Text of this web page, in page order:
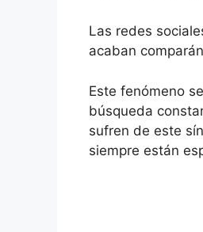
Las redes
acaban
Este fenómeno
búsqueda
sufren de este
siempre están